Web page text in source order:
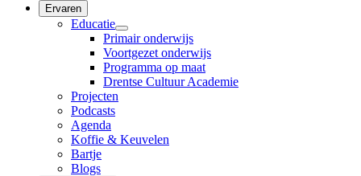
Ervaren
Educatie
Primair onderwijs
Voortgezet onderwijs
Programma op maat
Drentse Cultuur Academie
Projecten
Podcasts
Agenda
Koffie & Keuvelen
Bartje
Blogs